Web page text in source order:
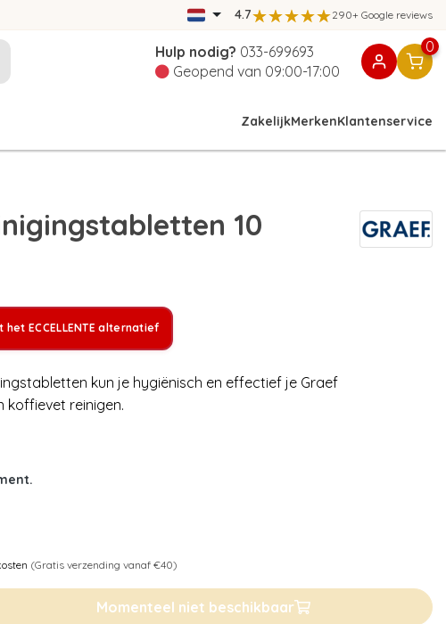
4.7 290+ Google reviews
Hulp nodig? 033-699693
Geopend van 09:00-17:00
0
ZakelijkMerkenKlantenservice
10
ECCELLENTE alternatief
kun je hygiënisch en effectief je Graef
koffievet reinigen.
(Gratis verzending vanaf €40)
Momenteel niet beschikbaar